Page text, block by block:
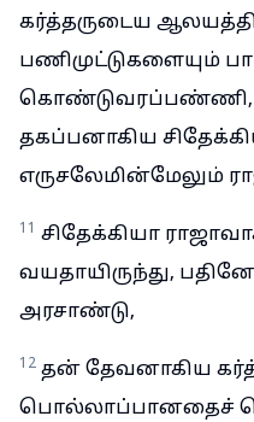
கர்த்தருடைய
பணிமுட்டுகளையும்
கொண்டுவரப்பண்ணி,
தகப்பனாகிய
எருசலேமின்மேலும்
11 சிதேக்கியா
வயதாயிருந்து,
அரசாண்டு,
12 தன் தேவனாகிய
பொல்லாப்பானதைச்